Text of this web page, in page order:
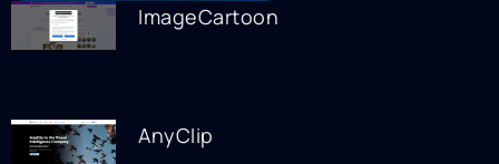
ImageCartoon
AnyClip